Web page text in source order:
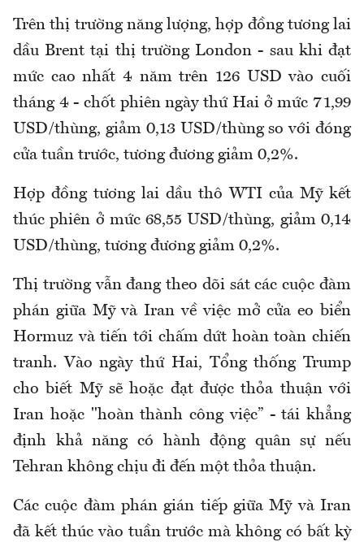
Trên thị trường năng lượng, hợp đồng tương lai
dầu Brent tại thị trường London - sau khi đạt
mức cao nhất 4 năm trên 126 USD vào cuối
tháng 4 - chốt phiên ngày thứ Hai ở mức 71,99
USD/thùng, giảm 0,13 USD/thùng so với đóng
cửa tuần trước, tương đương giảm 0,2%.
Hợp đồng tương lai dầu thô WTI của Mỹ kết
thúc phiên ở mức 68,55 USD/thùng, giảm 0,14
USD/thùng, tương đương giảm 0,2%.
Thị trường vẫn đang theo dõi sát các cuộc đàm
phán giữa Mỹ và Iran về việc mở cửa eo biển
Hormuz và tiến tới chấm dứt hoàn toàn chiến
tranh. Vào ngày thứ Hai, Tổng thống Trump
cho biết Mỹ sẽ hoặc đạt được thỏa thuận với
Iran hoặc "hoàn thành công việc” - tái khẳng
định khả năng có hành động quân sự nếu
Tehran không chịu đi đến một thỏa thuận.
Các cuộc đàm phán gián tiếp giữa Mỹ và Iran
đã kết thúc vào tuần trước mà không có bất kỳ